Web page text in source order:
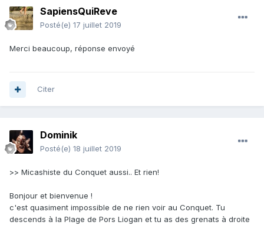
SapiensQuiReve
Posté(e) 17 juillet 2019
Merci beaucoup, réponse envoyé
Citer
Dominik
Posté(e) 18 juillet 2019
>> Micashiste du Conquet aussi.. Et rien!
Bonjour et bienvenue !
c'est quasiment impossible de ne rien voir au Conquet. Tu
descends à la Plage de Pors Liogan et tu as des grenats à droite